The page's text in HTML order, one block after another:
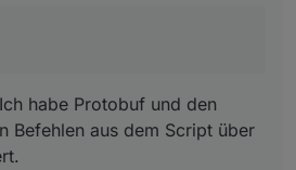
habe Protobuf und den
Befehlen aus dem Script über